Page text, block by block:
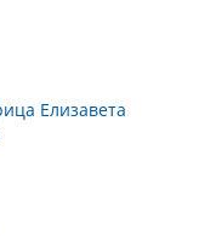
Елизавета